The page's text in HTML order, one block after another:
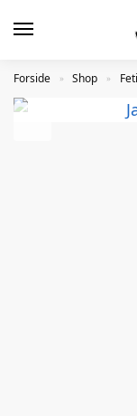
Forside » Shop »